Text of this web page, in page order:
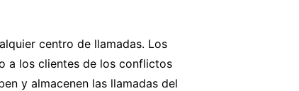
centro de llamadas. Los
a los clientes de los conflictos
y almacenen las llamadas del